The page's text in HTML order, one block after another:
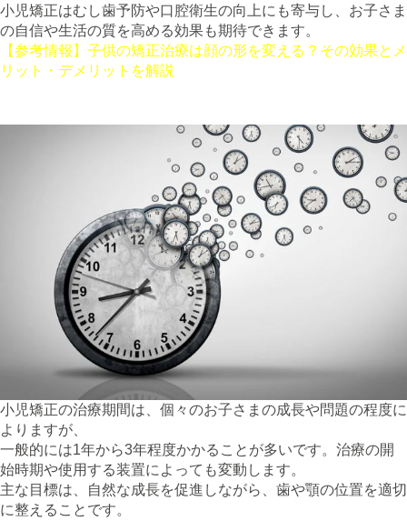
小児矯正はむし歯予防や口腔衛生の向上にも寄与し、お子さま
の自信や生活の質を高める効果も期待できます。
【参考情報】子供の矯正治療は顔の形を変える？その効果とメ
リット・デメリットを解説
小児矯正の治療期間は、個々のお子さまの成長や問題の程度に
よりますが、
一般的には1年から3年程度かかることが多いです。治療の開
始時期や使用する装置によっても変動します。
主な目標は、自然な成長を促進しながら、歯や顎の位置を適切
に整えることです。